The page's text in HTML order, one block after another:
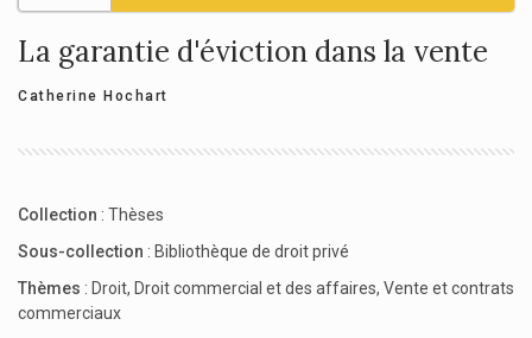
La garantie d'éviction dans la vente
Catherine Hochart
Collection : Thèses
Sous-collection : Bibliothèque de droit privé
Thèmes : Droit, Droit commercial et des affaires, Vente et contrats
commerciaux